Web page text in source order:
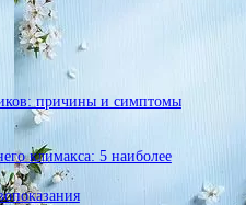
причины и симптомы
климакса: 5 наиболее